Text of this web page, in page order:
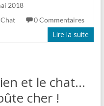
2018
Chat 0 Commentaires
Lire la suite
et le chat…
cher !